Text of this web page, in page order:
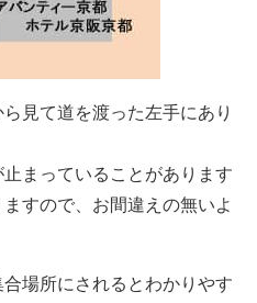
見て道を渡った左手にあり
まっていることがあります
すので、お間違えの無いよ
場所にされるとわかりやす